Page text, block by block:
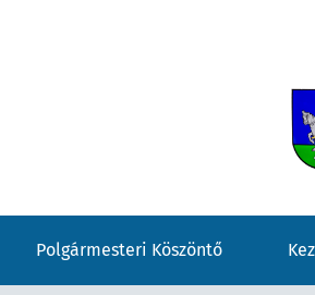
Polgármesteri Köszöntő